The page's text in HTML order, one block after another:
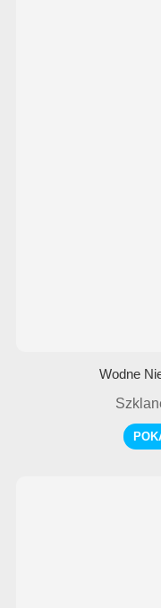
Wodne